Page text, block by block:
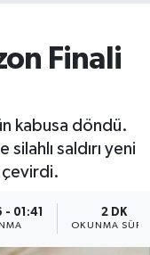
Finali
kabusa döndü.
silahlı saldırı yeni
çevirdi.
01:41 2 DK
OKUNMA